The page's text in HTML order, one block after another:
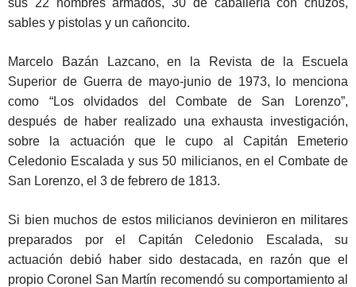
sus 22 hombres armados, 30 de caballería con chuzos,
sables y pistolas y un cañoncito.
Marcelo Bazán Lazcano, en la Revista de la Escuela
Superior de Guerra de mayo-junio de 1973, lo menciona
como “Los olvidados del Combate de San Lorenzo”,
después de haber realizado una exhausta investigación,
sobre la actuación que le cupo al Capitán Emeterio
Celedonio Escalada y sus 50 milicianos, en el Combate de
San Lorenzo, el 3 de febrero de 1813.
Si bien muchos de estos milicianos devinieron en militares
preparados por el Capitán Celedonio Escalada, su
actuación debió haber sido destacada, en razón que el
propio Coronel San Martín recomendó su comportamiento al